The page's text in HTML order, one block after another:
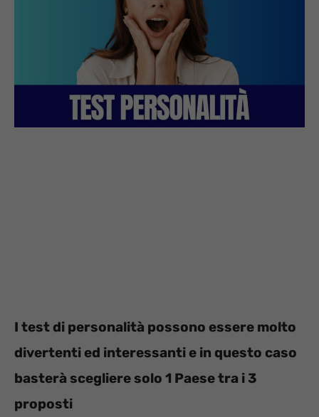
I test di personalità possono essere molto
divertenti ed interessanti e in questo caso
basterà scegliere solo 1 Paese tra i 3
proposti